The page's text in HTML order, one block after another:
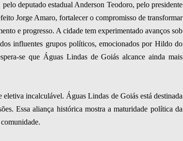
deputado estadual Anderson Teodoro, pelo presidente
Jorge Amaro, fortalecer o compromisso de transformar
e progresso. A cidade tem experimentado avanços sob
influentes grupos políticos, emocionados por Hildo do
se que Águas Lindas de Goiás alcance ainda mais
incalculável. Águas Lindas de Goiás está destinada
Essa aliança histórica mostra a maturidade política da